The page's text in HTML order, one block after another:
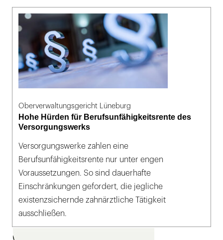
Oberverwaltungsgericht Lüneburg
Hohe Hürden für Berufsunfähigkeitsrente des
Versorgungswerks
Versorgungswerke zahlen eine
Berufsunfähigkeitsrente nur unter engen
Voraussetzungen. So sind dauerhafte
Einschränkungen gefordert, die jegliche
existenzsichernde zahnärztliche Tätigkeit
ausschließen.